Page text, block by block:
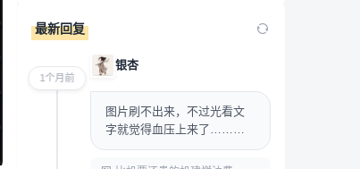
最新回复
1个月前
银杏
图片刷不出来，不过光看文
字就觉得血压上来了……前
两年飞一次往返也就多交几
十块，现在动不动就是机票